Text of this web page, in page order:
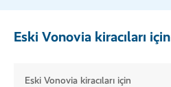
Eski Vonovia kiracıları için
Eski Vonovia kiracıları için